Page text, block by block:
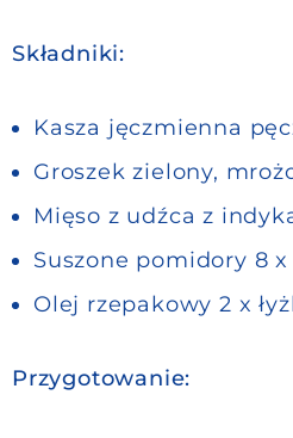
Składniki:
Kasza jęczmienna
Groszek zielony,
Mięso z udźca z
Suszone pomidory 8
Olej rzepakowy 2 x
Przygotowanie: